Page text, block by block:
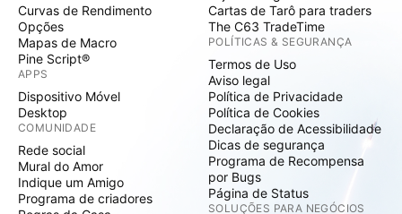
Curvas de Rendimento
Opções
Mapas de Macro
Pine Script®
APPS
Dispositivo Móvel
Desktop
COMUNIDADE
Rede social
Mural do Amor
Indique um Amigo
Programa de criadores
Cartas de Tarô para traders
The C63 TradeTime
POLÍTICAS & SEGURANÇA
Termos de Uso
Aviso legal
Política de Privacidade
Política de Cookies
Declaração de Acessibilidade
Dicas de segurança
Programa de Recompensa
por Bugs
Página de Status
SOLUÇÕES PARA NEGÓCIOS